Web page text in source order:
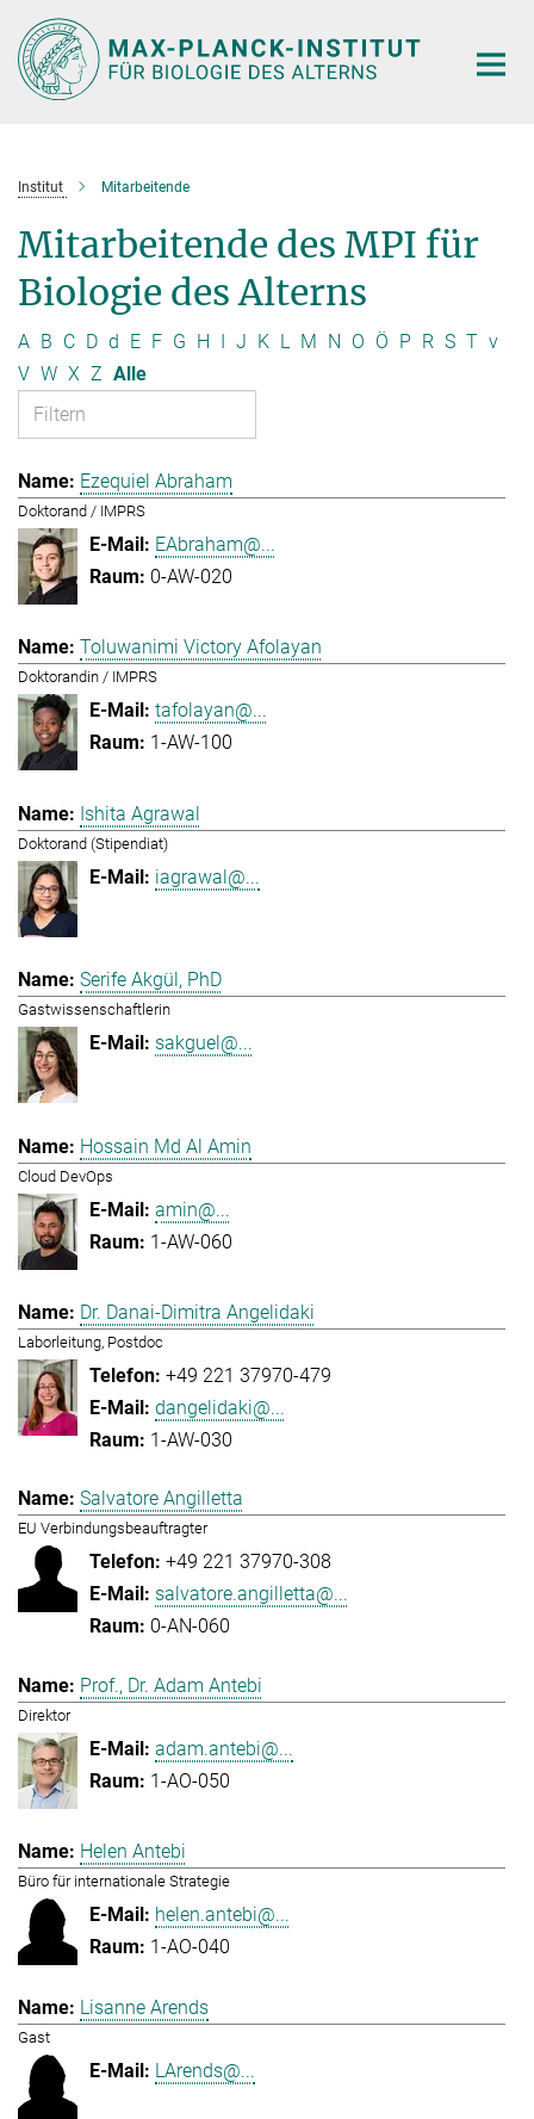
Hauptinhalt
Institut Mitarbeitende
Mitarbeitende des MPI für
Biologie des Alterns
A B C D d E F G H I J K L M N O Ö P R S T v
V W X Z Alle
Ezequiel Abraham
Doktorand / IMPRS
EAbraham@...
0-AW-020
Toluwanimi Victory Afolayan
Doktorandin / IMPRS
tafolayan@...
1-AW-100
Ishita Agrawal
Doktorand (Stipendiat)
iagrawal@...
Serife Akgül, PhD
Gastwissenschaftlerin
sakguel@...
Hossain Md Al Amin
Cloud DevOps
amin@...
1-AW-060
Dr. Danai-Dimitra Angelidaki
Laborleitung, Postdoc
+49 221 37970-479
dangelidaki@...
1-AW-030
Salvatore Angilletta
EU Verbindungsbeauftragter
+49 221 37970-308
salvatore.angilletta@...
0-AN-060
Prof., Dr. Adam Antebi
Direktor
adam.antebi@...
1-AO-050
Helen Antebi
Büro für internationale Strategie
helen.antebi@...
1-AO-040
Lisanne Arends
Gast
LArends@...